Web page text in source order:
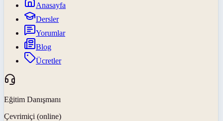
Anasayfa
Dersler
Yorumlar
Blog
Ücretler
Eğitim Danışmanı
Çevrimiçi (online)